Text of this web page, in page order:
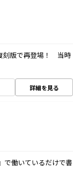
刻版で再登場！ 当時
詳細を見る
で働いているだけで書